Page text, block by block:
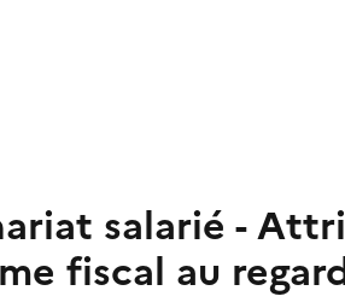
salarié -
fiscal au